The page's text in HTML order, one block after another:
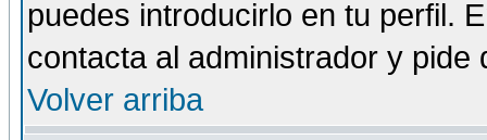
puedes introducirlo en tu perfil.
contacta al administrador y
Volver arriba